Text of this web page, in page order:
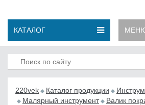
КАТАЛОГ
220vek Каталог продукции
Малярный инструмент
Валик